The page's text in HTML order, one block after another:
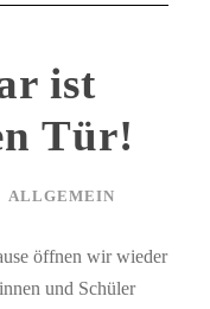
ist
Tür!
ALLGEMEIN
öffnen wir wieder
und Schüler